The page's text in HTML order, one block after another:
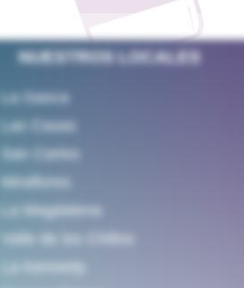
NUESTROS LOCALES
La Gasca
Las Casas
San Carlos
Miraflores
La Magdalena
Valle de los Chillos
La Kennedy